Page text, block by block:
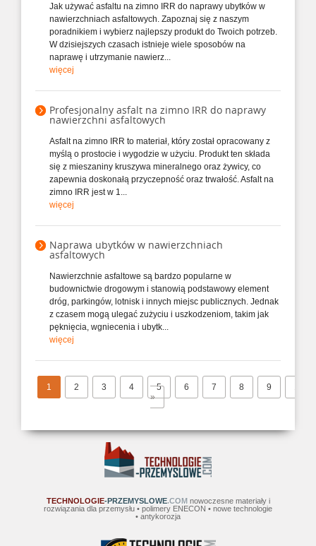
Jak używać asfaltu na zimno IRR do naprawy ubytków w
nawierzchniach asfaltowych. Zapoznaj się z naszym
poradnikiem i wybierz najlepszy produkt do Twoich potrzeb.
W dzisiejszych czasach istnieje wiele sposobów na
naprawę i utrzymanie nawierz...
więcej
Profesjonalny asfalt na zimno IRR do naprawy
nawierzchni asfaltowych
Asfalt na zimno IRR to materiał, który został opracowany z
myślą o prostocie i wygodzie w użyciu. Produkt ten składa
się z mieszaniny kruszywa mineralnego oraz żywicy, co
zapewnia doskonałą przyczepność oraz trwałość. Asfalt na
zimno IRR jest w 1...
więcej
Naprawa ubytków w nawierzchniach
asfaltowych
Nawierzchnie asfaltowe są bardzo popularne w
budownictwie drogowym i stanowią podstawowy element
dróg, parkingów, lotnisk i innych miejsc publicznych. Jednak
z czasem mogą ulegać zużyciu i uszkodzeniom, takim jak
pęknięcia, wgniecenia i ubytk...
więcej
1 2 3 4 5 6 7 8 9
»
TECHNOLOGIE-PRZEMYSLOWE.COMnowoczesne materiały i
rozwiązania dla przemysłu • polimery ENECON • nowe technologie
• antykorozja